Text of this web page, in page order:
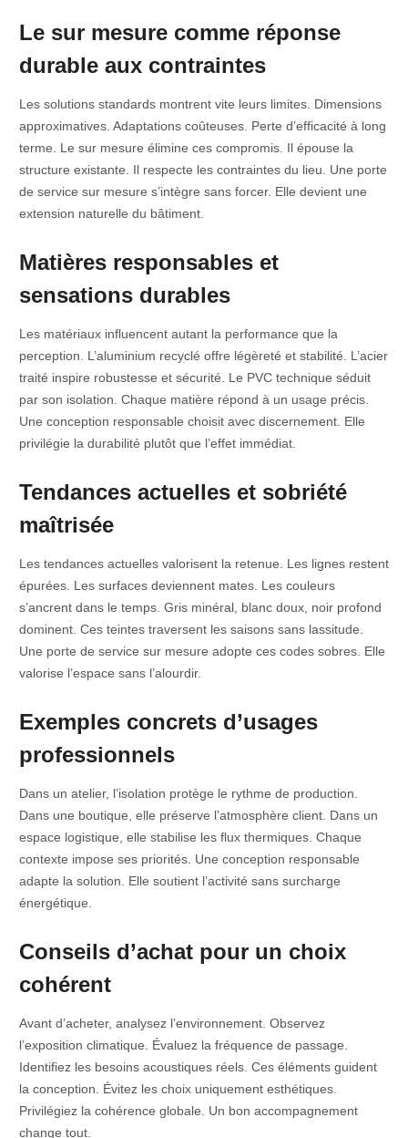
Le sur mesure comme réponse
durable aux contraintes
Les solutions standards montrent vite leurs limites. Dimensions
approximatives. Adaptations coûteuses. Perte d’efficacité à long
terme. Le sur mesure élimine ces compromis. Il épouse la
structure existante. Il respecte les contraintes du lieu. Une porte
de service sur mesure s’intègre sans forcer. Elle devient une
extension naturelle du bâtiment.
Matières responsables et
sensations durables
Les matériaux influencent autant la performance que la
perception. L’aluminium recyclé offre légèreté et stabilité. L’acier
traité inspire robustesse et sécurité. Le PVC technique séduit
par son isolation. Chaque matière répond à un usage précis.
Une conception responsable choisit avec discernement. Elle
privilégie la durabilité plutôt que l’effet immédiat.
Tendances actuelles et sobriété
maîtrisée
Les tendances actuelles valorisent la retenue. Les lignes restent
épurées. Les surfaces deviennent mates. Les couleurs
s’ancrent dans le temps. Gris minéral, blanc doux, noir profond
dominent. Ces teintes traversent les saisons sans lassitude.
Une porte de service sur mesure adopte ces codes sobres. Elle
valorise l’espace sans l’alourdir.
Exemples concrets d’usages
professionnels
Dans un atelier, l’isolation protège le rythme de production.
Dans une boutique, elle préserve l’atmosphère client. Dans un
espace logistique, elle stabilise les flux thermiques. Chaque
contexte impose ses priorités. Une conception responsable
adapte la solution. Elle soutient l’activité sans surcharge
énergétique.
Conseils d’achat pour un choix
cohérent
Avant d’acheter, analysez l’environnement. Observez
l’exposition climatique. Évaluez la fréquence de passage.
Identifiez les besoins acoustiques réels. Ces éléments guident
la conception. Évitez les choix uniquement esthétiques.
Privilégiez la cohérence globale. Un bon accompagnement
change tout.